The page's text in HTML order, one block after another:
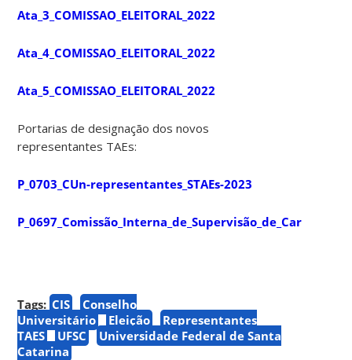
Ata_3_COMISSAO_ELEITORAL_2022
Ata_4_COMISSAO_ELEITORAL_2022
Ata_5_COMISSAO_ELEITORAL_2022
Portarias de designação dos novos
representantes TAEs:
P_0703_CUn-representantes_STAEs-2023
P_0697_Comissão_Interna_de_Supervisão_de_Carreira
Tags: CIS
Conselho
Universitário
Eleição
Representantes
TAES
UFSC
Universidade Federal de Santa
Catarina